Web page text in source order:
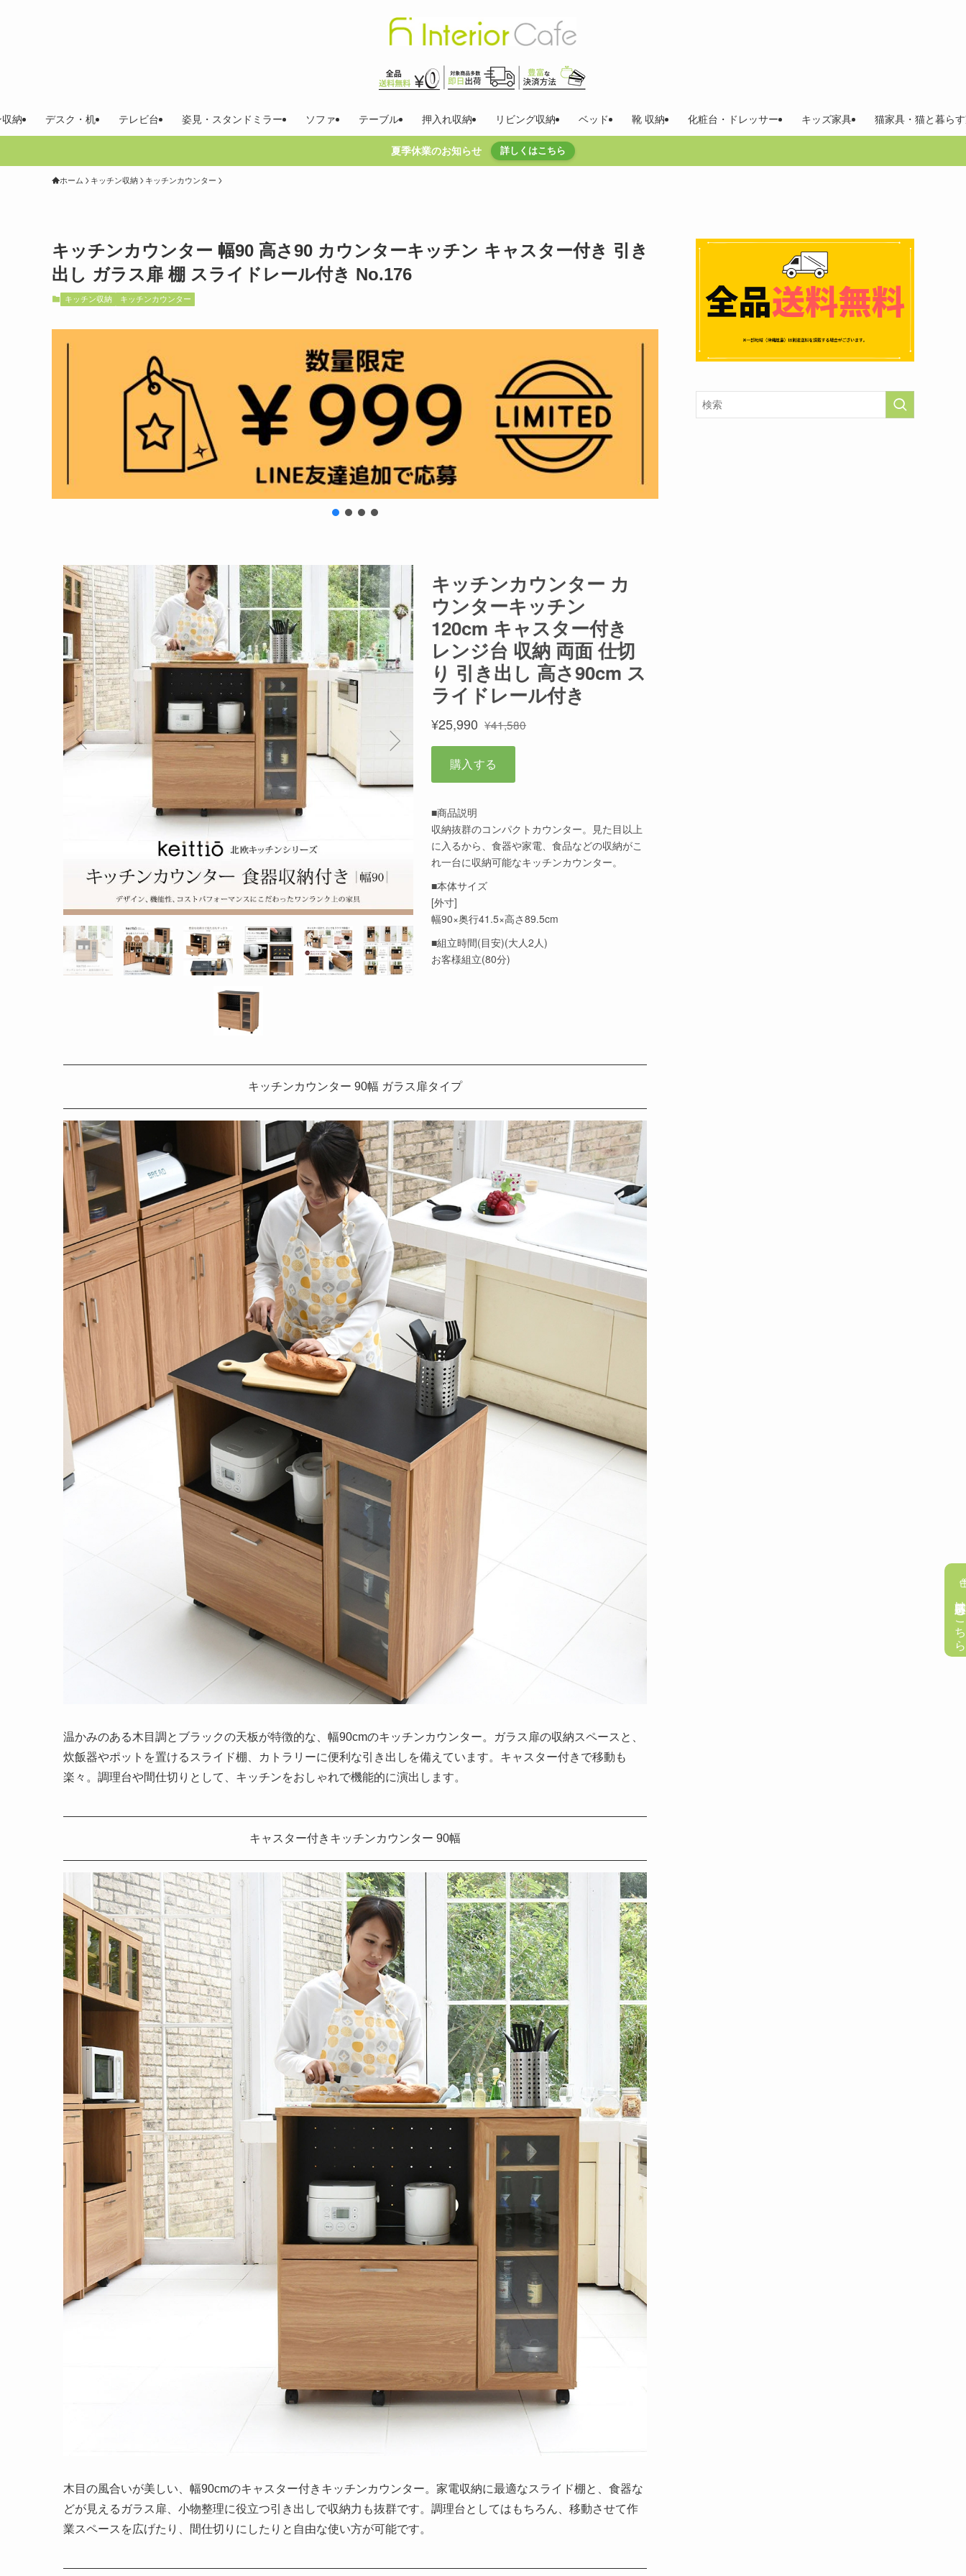
納 デスク・机 テレビ台 姿見・スタンドミラー ソファ テーブル 押入れ収納 リビング収納 ベッド 靴 収納 化粧台・ドレッサー キッズ家具 猫家具・猫と暮ら
夏季休業のお知らせ 詳しくはこちら
ホーム キッチン収納 キッチンカウンター
キッチンカウンター 幅90 高さ90 カウンターキッチン キャスター付き 引き
出し ガラス扉 棚 スライドレール付き No.176
キッチン収納 キッチンカウンター
キッチンカウンター 90幅 ガラス扉タイプ
温かみのある木目調とブラックの天板が特徴的な、幅90cmのキッチンカウンター。ガラス扉の収納スペースと、
炊飯器やポットを置けるスライド棚、カトラリーに便利な引き出しを備えています。キャスター付きで移動も
楽々。調理台や間仕切りとして、キッチンをおしゃれで機能的に演出します。
キャスター付きキッチンカウンター 90幅
木目の風合いが美しい、幅90cmのキャスター付きキッチンカウンター。家電収納に最適なスライド棚と、食器な
どが見えるガラス扉、小物整理に役立つ引き出しで収納力も抜群です。調理台としてはもちろん、移動させて作
業スペースを広げたり、間仕切りにしたりと自由な使い方が可能です。
懸賞応